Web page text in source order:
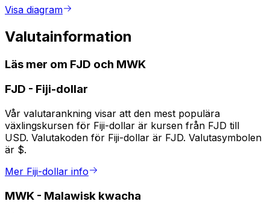
Visa diagram
Valutainformation
Läs mer om FJD och MWK
FJD - Fiji-dollar
Vår valutarankning visar att den mest populära
växlingskursen för Fiji-dollar är kursen från FJD till
USD. Valutakoden för Fiji-dollar är FJD. Valutasymbolen
är $.
Mer Fiji-dollar info
MWK - Malawisk kwacha